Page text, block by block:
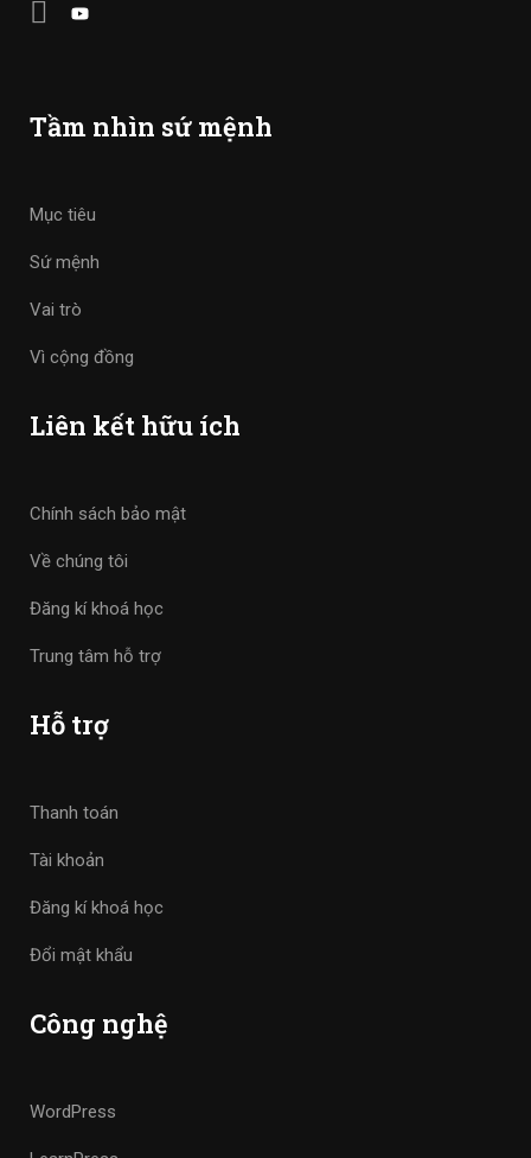
Tầm nhìn sứ mệnh
Mục tiêu
Sứ mệnh
Vai trò
Vì cộng đồng
Liên kết hữu ích
Chính sách bảo mật
Về chúng tôi
Đăng kí khoá học
Trung tâm hỗ trợ
Hỗ trợ
Thanh toán
Tài khoản
Đăng kí khoá học
Đổi mật khẩu
Công nghệ
WordPress